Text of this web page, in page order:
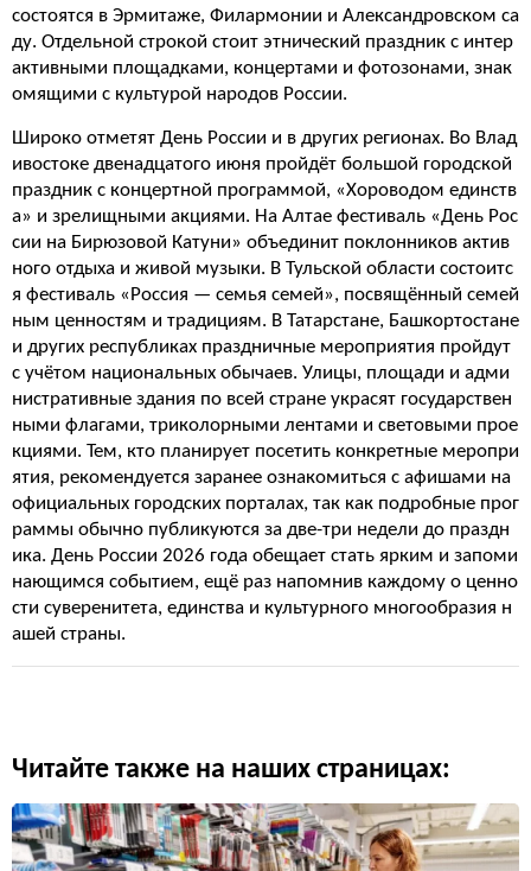
состоятся в Эрмитаже, Филармонии и Александровском са
ду. Отдельной строкой стоит этнический праздник с интер
активными площадками, концертами и фотозонами, знак
омящими с культурой народов России.
Широко отметят День России и в других регионах. Во Влад
ивостоке двенадцатого июня пройдёт большой городской
праздник с концертной программой, «Хороводом единств
а» и зрелищными акциями. На Алтае фестиваль «День Рос
сии на Бирюзовой Катуни» объединит поклонников актив
ного отдыха и живой музыки. В Тульской области состоитс
я фестиваль «Россия — семья семей», посвящённый семей
ным ценностям и традициям. В Татарстане, Башкортостане
и других республиках праздничные мероприятия пройдут
с учётом национальных обычаев. Улицы, площади и адми
нистративные здания по всей стране украсят государствен
ными флагами, триколорными лентами и световыми прое
кциями. Тем, кто планирует посетить конкретные меропри
ятия, рекомендуется заранее ознакомиться с афишами на
официальных городских порталах, так как подробные прог
раммы обычно публикуются за две-три недели до праздн
ика. День России 2026 года обещает стать ярким и запоми
нающимся событием, ещё раз напомнив каждому о ценно
сти суверенитета, единства и культурного многообразия н
ашей страны.
Читайте также на наших страницах: